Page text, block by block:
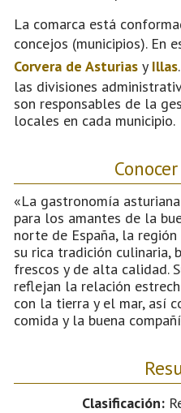
La comarca está
concejos (municipios). En
Corvera de Asturias y Illas
las divisiones
son responsables de la
locales en cada municipio.
«La gastronomía
para los amantes de la
norte de España, la
su rica tradición culinaria,
frescos y de alta calidad.
reflejan la relación
con la tierra y el mar, así
comida y la buena
Clasificación: